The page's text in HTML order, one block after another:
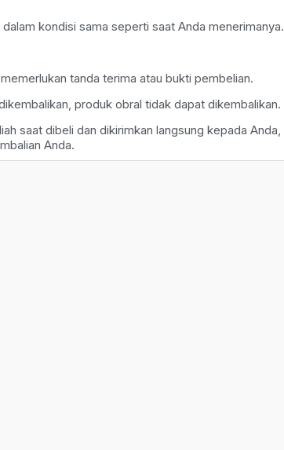
kondisi sama seperti saat Anda menerimanya.
tanda terima atau bukti pembelian.
produk obral tidak dapat dikembalikan.
saat dibeli dan dikirimkan langsung kepada Anda,
Anda.